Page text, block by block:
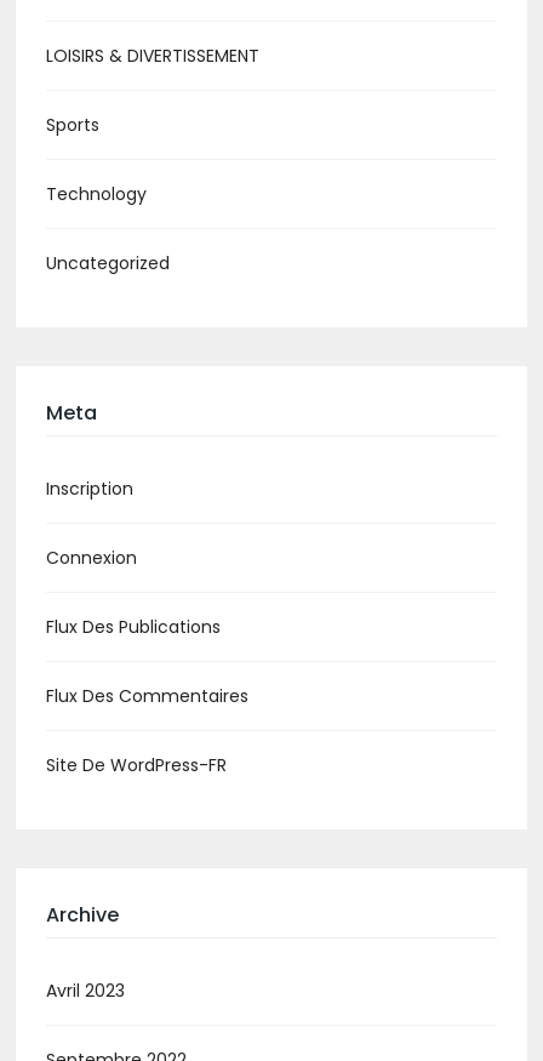
LOISIRS & DIVERTISSEMENT
Sports
Technology
Uncategorized
Meta
Inscription
Connexion
Flux Des Publications
Flux Des Commentaires
Site De WordPress-FR
Archive
Avril 2023